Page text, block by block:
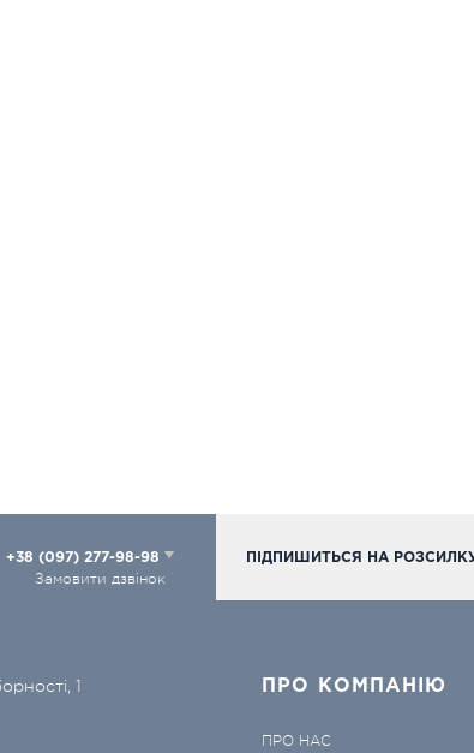
+38 (097) 277-98-98
Замовити дзвінок
ПІДПИШИТЬСЯ НА РОЗСИЛКУ
1 ПРО КОМПАНІЮ
ПРО НАС